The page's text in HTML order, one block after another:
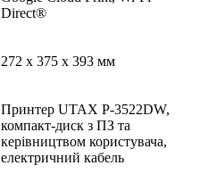
Direct®
272 x 375 x 393 мм
Принтер UTAX P-3522DW,
компакт-диск з ПЗ та
керівництвом користувача,
електричний кабель